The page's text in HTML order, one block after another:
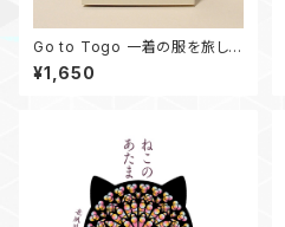
Go to Togo 一着の服を旅して
つくる
¥1,650